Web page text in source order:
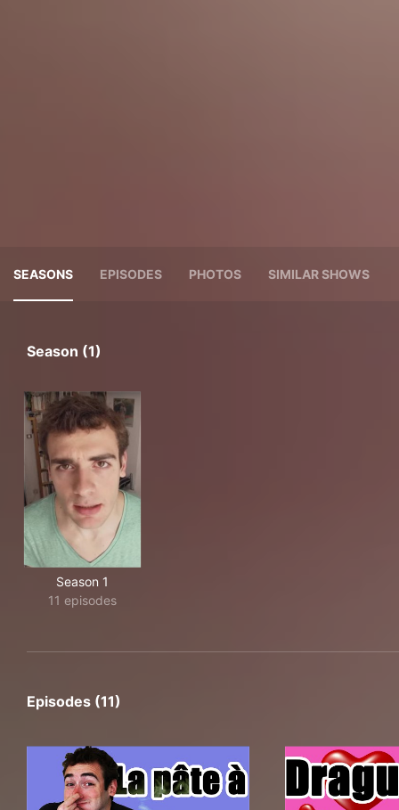
SEASONS EPISODES PHOTOS SIMILAR SHOWS
Season (1)
Season 1
11 episodes
Episodes (11)